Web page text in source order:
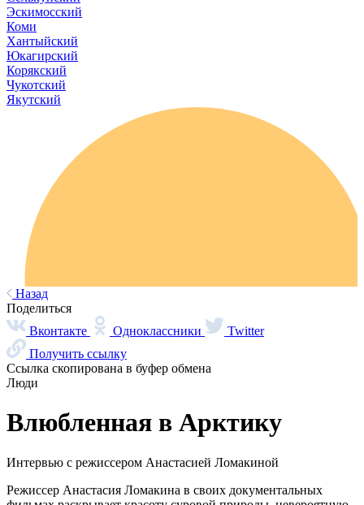
Эскимосский
Коми
Хантыйский
Юкагирский
Корякский
Чукотский
Якутский
О главном
Все о людях Арктики Смотреть все